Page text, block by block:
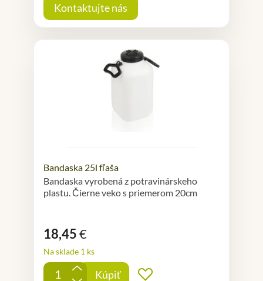
Kontaktujte nás
Bandaska 25l fľaša
Bandaska vyrobená z potravinárskeho
plastu. Čierne veko s priemerom 20cm
18,45€
Na sklade 1 ks
+
Kúpiť